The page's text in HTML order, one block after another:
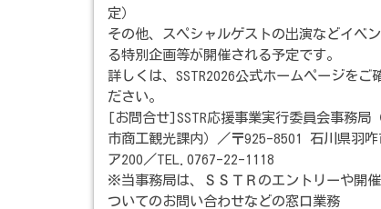
定）
その他、スペシャルゲストの出演などイベ
る特別企画等が開催される予定です。
詳しくは、SSTR2026公式ホームページをご
ださい。
[お問合せ]SSTR応援事業実行委員会事務局
市商工観光課内）／〒925-8501 石川県羽咋
ア200／TEL.0767-22-1118
※当事務局は、ＳＳＴＲのエントリーや開
ついてのお問い合わせなどの窓口業務